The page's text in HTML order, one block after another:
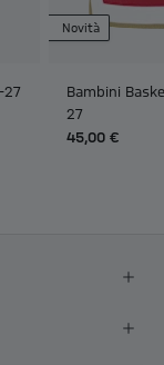
27
Novità
Bambini
27
45,00 €